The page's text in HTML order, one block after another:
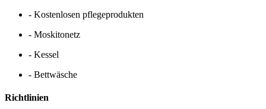
- Kostenlosen pflegeprodukten
- Moskitonetz
- Kessel
- Bettwäsche
Richtlinien